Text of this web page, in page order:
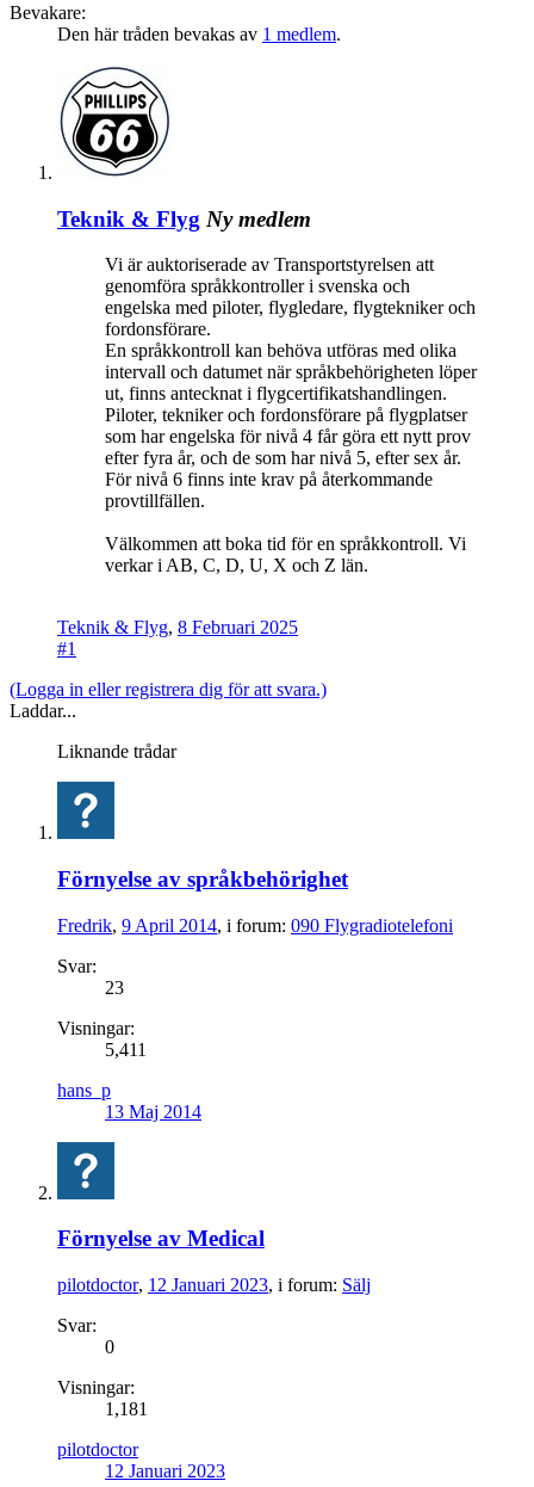
Bevakare:
Den här tråden bevakas av 1 medlem.
Teknik & Flyg Ny medlem
Vi är auktoriserade av Transportstyrelsen att
genomföra språkkontroller i svenska och
engelska med piloter, flygledare, flygtekniker och
fordonsförare.
En språkkontroll kan behöva utföras med olika
intervall och datumet när språkbehörigheten löper
ut, finns antecknat i flygcertifikatshandlingen.
Piloter, tekniker och fordonsförare på flygplatser
som har engelska för nivå 4 får göra ett nytt prov
efter fyra år, och de som har nivå 5, efter sex år.
För nivå 6 finns inte krav på återkommande
provtillfällen.
Välkommen att boka tid för en språkkontroll. Vi
verkar i AB, C, D, U, X och Z län.
Teknik & Flyg, 8 Februari 2025
#1
(Logga in eller registrera dig för att svara.)
Laddar...
Liknande trådar
Förnyelse av språkbehörighet
Fredrik, 9 April 2014, i forum: 090 Flygradiotelefoni
Svar:
23
Visningar:
5,411
hans_p
13 Maj 2014
Förnyelse av Medical
pilotdoctor, 12 Januari 2023, i forum: Sälj
Svar:
0
Visningar:
1,181
pilotdoctor
12 Januari 2023